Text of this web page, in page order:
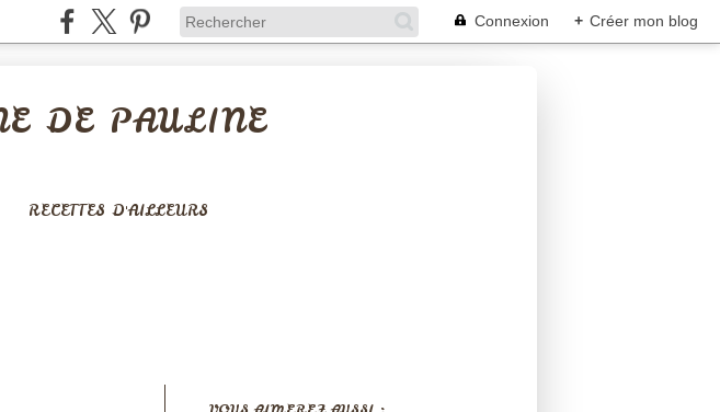
Connexion + Créer mon blog
DE PAULINE
RECETTES D'AILLEURS